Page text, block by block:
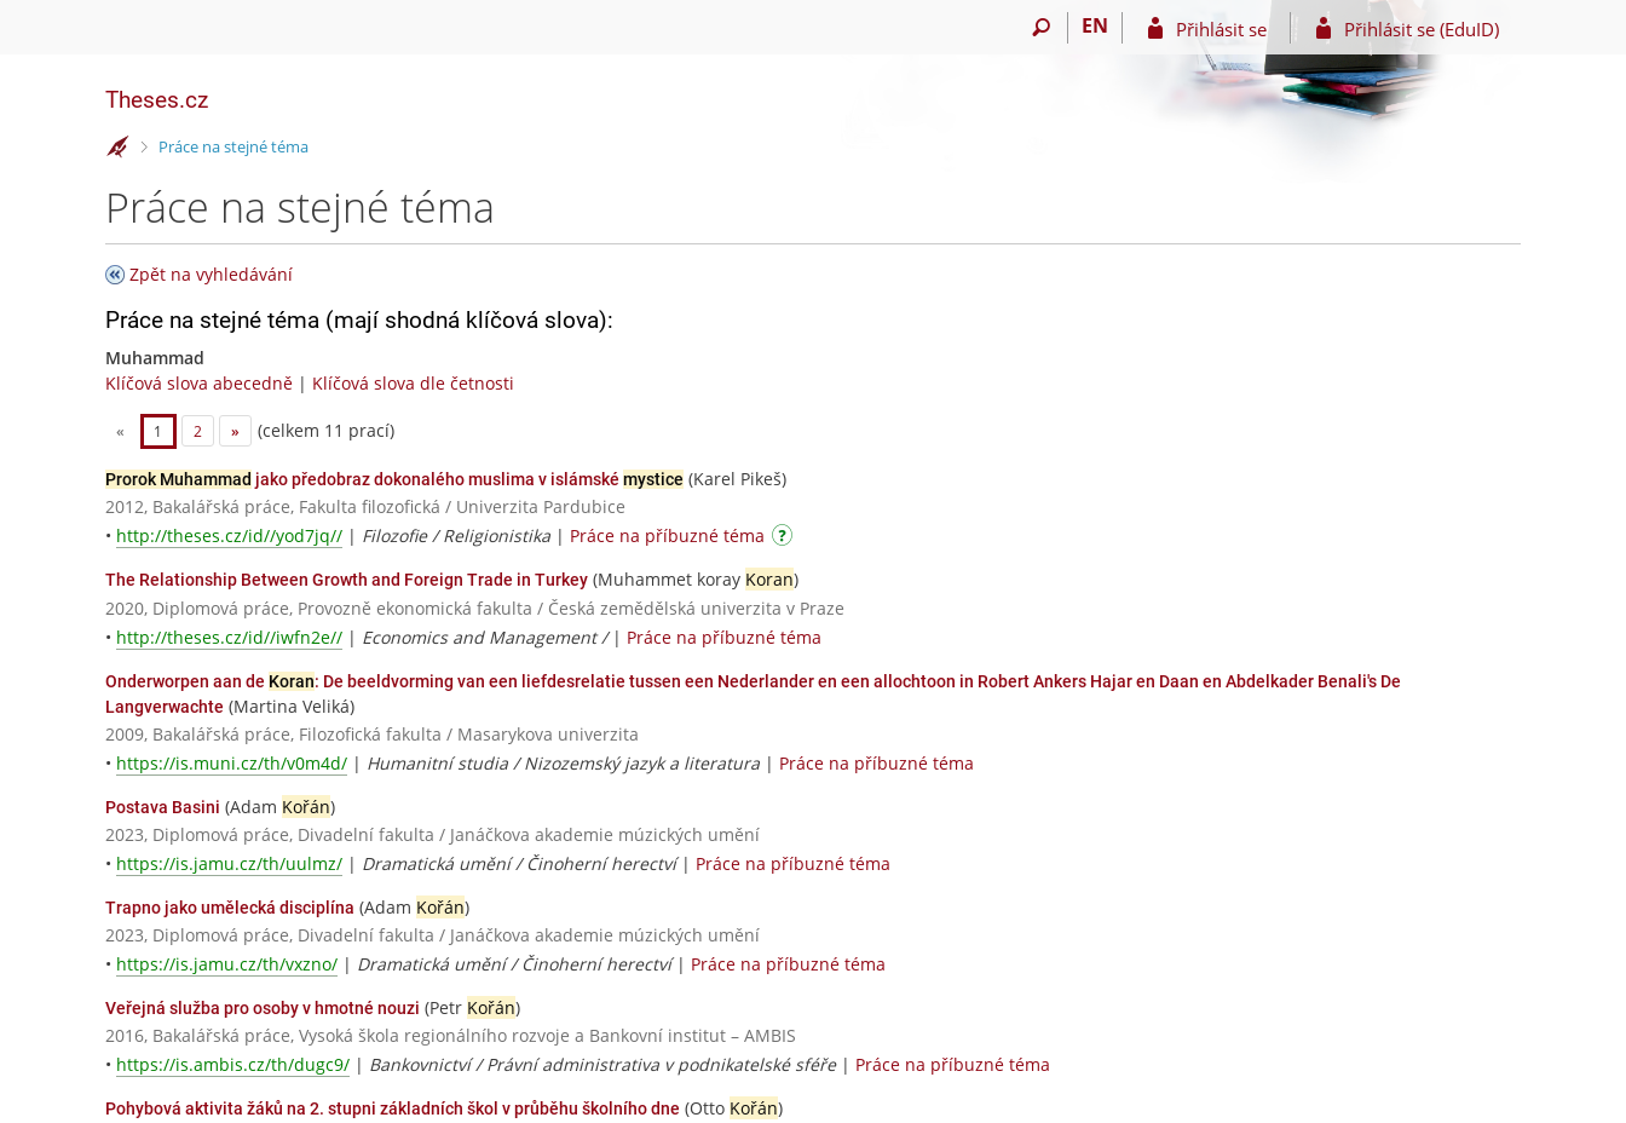
EN Přihlásit se Přihlásit se (EduID)
Theses.cz
>Práce na stejné téma
Práce na stejné téma
Zpět na vyhledávání
Práce na stejné téma (mají shodná klíčová slova):
Muhammad
Klíčová slova abecedně | Klíčová slova dle četnosti
« 1 2 » (celkem 11 prací)
Prorok Muhammad jako předobraz dokonalého muslima v islámské mystice (Karel Pikeš)
2012, Bakalářská práce, Fakulta filozofická / Univerzita Pardubice
• http://theses.cz/id//yod7jq// | Filozofie / Religionistika | Práce na příbuzné téma
The Relationship Between Growth and Foreign Trade in Turkey (Muhammet koray Koran)
2020, Diplomová práce, Provozně ekonomická fakulta / Česká zemědělská univerzita v Praze
• http://theses.cz/id//iwfn2e// | Economics and Management / | Práce na příbuzné téma
Onderworpen aan de Koran: De beeldvorming van een liefdesrelatie tussen een Nederlander en een allochtoon in Robert Ankers Hajar en Daan en Abdelkader Benali's De
Langverwachte (Martina Veliká)
2009, Bakalářská práce, Filozofická fakulta / Masarykova univerzita
• https://is.muni.cz/th/v0m4d/ | Humanitní studia / Nizozemský jazyk a literatura | Práce na příbuzné téma
Postava Basini (Adam Kořán)
2023, Diplomová práce, Divadelní fakulta / Janáčkova akademie múzických umění
• https://is.jamu.cz/th/uulmz/ | Dramatická umění / Činoherní herectví| Práce na příbuzné téma
Trapno jako umělecká disciplína (Adam Kořán)
2023, Diplomová práce, Divadelní fakulta / Janáčkova akademie múzických umění
• https://is.jamu.cz/th/vxzno/ | Dramatická umění / Činoherní herectví| Práce na příbuzné téma
Veřejná služba pro osoby v hmotné nouzi (Petr Kořán)
2016, Bakalářská práce, Vysoká škola regionálního rozvoje a Bankovní institut – AMBIS
• https://is.ambis.cz/th/dugc9/ | Bankovnictví / Právní administrativa v podnikatelské sféře| Práce na příbuzné téma
Pohybová aktivita žáků na 2. stupni základních škol v průběhu školního dne (Otto Kořán)